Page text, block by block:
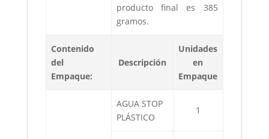
producto final es 385
gramos.
Contenido
del
Empaque:
Descripción
Unidades
en
Empaque
AGUA STOP
PLÁSTICO
1